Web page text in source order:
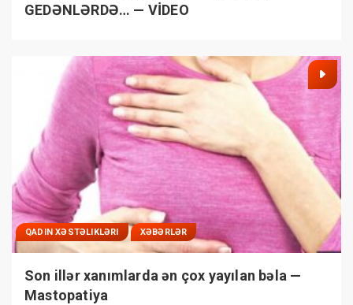
GEDƏNLƏRDƏ… — VİDEO
QADIN XƏSTƏLIKLƏRI XƏBƏRLƏR
Son illər xanımlarda ən çox yayılan bəla —
Mastopatiya